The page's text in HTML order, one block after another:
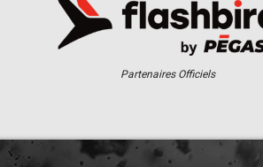
Partenaires Officiels